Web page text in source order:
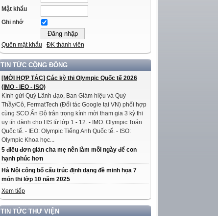
Mật khẩu
Ghi nhớ
Quên mật khẩu ĐK thành viên
TIN TỨC CỘNG ĐỒNG
[MỜI HỢP TÁC] Các kỳ thi Olympic Quốc tế 2026
(IMO - IEO - ISO)
Kính gửi Quý Lãnh đạo, Ban Giám hiệu và Quý
Thầy/Cô, FermatTech (Đối tác Google tại VN) phối hợp
cùng SCO Ấn Độ trân trọng kính mời tham gia 3 kỳ thi
uy tín dành cho HS từ lớp 1 - 12: - IMO: Olympic Toán
Quốc tế. - IEO: Olympic Tiếng Anh Quốc tế. - ISO:
Olympic Khoa học...
5 điều đơn giản cha mẹ nên làm mỗi ngày để con
hạnh phúc hơn
Hà Nội công bố cấu trúc định dạng đề minh họa 7
môn thi lớp 10 năm 2025
Xem tiếp
TIN TỨC THƯ VIỆN